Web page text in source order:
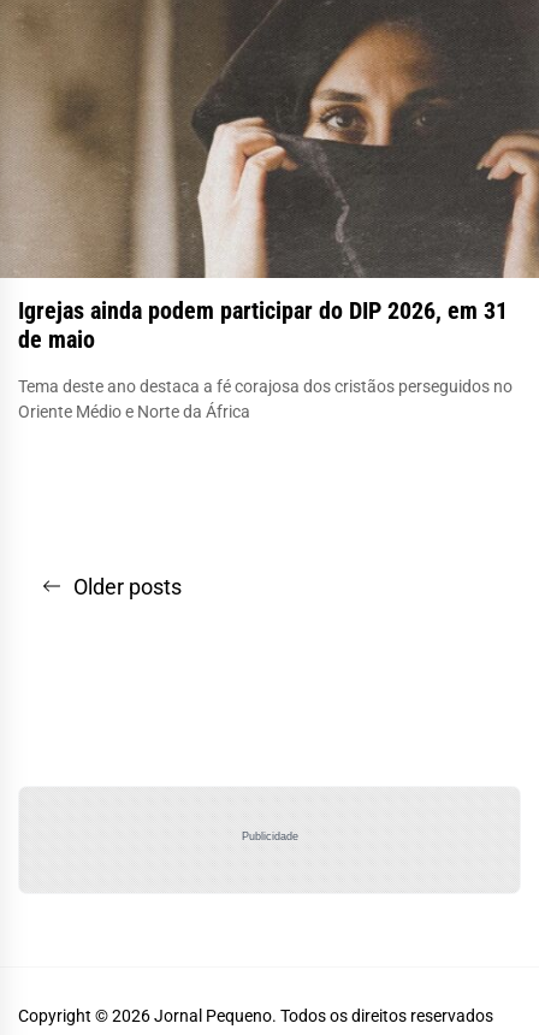
Igrejas ainda podem participar do DIP 2026, em 31
de maio
Tema deste ano destaca a fé corajosa dos cristãos perseguidos no
Oriente Médio e Norte da África
Navegação
Older posts
Publicidade
Copyright © 2026Jornal Pequeno. Todos os direitos reservados